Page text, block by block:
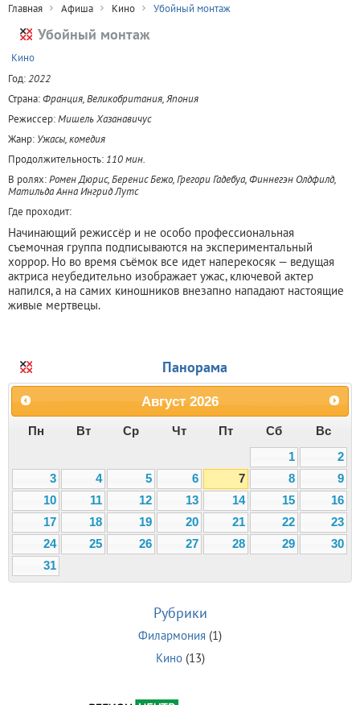
Главная Афиша Кино Убойный монтаж
Убойный монтаж
Кино
Год:2022
Страна:Франция, Великобритания, Япония
Режиссер:Мишель Хазанавичус
Жанр: Ужасы, комедия
Продолжительность: 110 мин.
В ролях:Ромен Дюрис, Беренис Бежо, Грегори Гадебуа, Финнегэн Олдфилд,
Матильда Анна Ингрид Лутс
Где проходит:
Начинающий режиссёр и не особо профессиональная
съемочная группа подписываются на экспериментальный
хоррор. Но во время съёмок все идет наперекосяк — ведущая
актриса неубедительно изображает ужас, ключевой актер
напился, а на самих киношников внезапно нападают настоящие
живые мертвецы.
Панорама
Август 2026
Пн Вт Ср Чт Пт Сб
Вс
1
2
3
4 5 6 7 8
9
10
11 12 13 14 15
16
17
18 19 20 21 22
23
24
25 26 27 28 29
30
31
Рубрики
Филармония (1)
Кино(13)